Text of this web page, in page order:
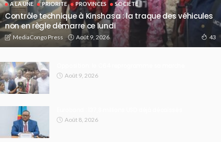
A LA UNE PRIORITE PROVINCES SOCIÉTÉ
Contrôle technique à Kinshasa : la traque des véhicules
non en règle démarre ce lundi
MediaCongo Press Août 9, 2026 43
Août 9, 2026
Août 8, 2026